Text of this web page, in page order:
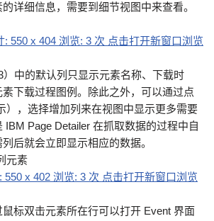
详细信息，需要到细节视图中来查看。
中的默认列只显示元素名称、下载时
下载过程图例。除此之外，可以通过点
），选择增加列来在视图中显示更多需要
IBM Page Detailer 在抓取数据的过程中自
后就会立即显示相应的数据。
元素
标双击元素所在行可以打开 Event 界面